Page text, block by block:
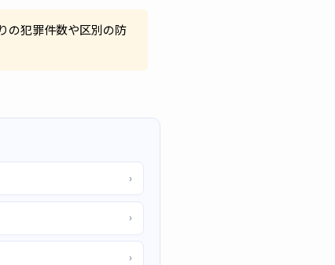
の犯罪件数や区別の防
›
›
›